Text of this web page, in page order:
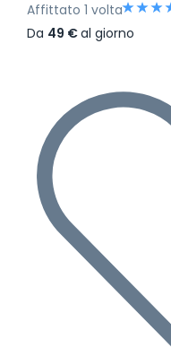
Affittato 1 volta
Da 49 €al giorno